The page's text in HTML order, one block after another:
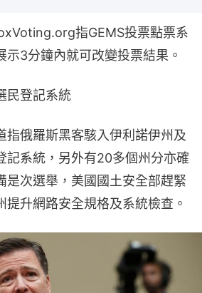
指GEMS投票點票系
示3分鐘內就可改變投票結果。
民登記系統
指俄羅斯黑客駭入伊利諾伊州及
記系統，另外有20多個州分亦確
是次選舉，美國國土安全部趕緊
提升網路安全規格及系統檢查。